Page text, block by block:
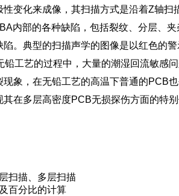
变化来成像，其扫描方式是沿着Z轴
内部的各种缺陷，包括裂纹、分层、
。典型的扫描声学的图像是以红色的
工艺的过程中，大量的潮湿回流敏感
象，在无铅工艺的高温下普通的PCB
在多层高密度PCB无损探伤方面的特
扫描、多层扫描
百分比的计算